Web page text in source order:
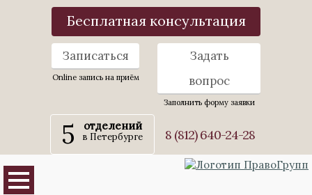
Бесплатная консультация
Записаться
Online запись на приём
Задать
вопрос
Заполнить форму заявки
5 отделений
в Петербурге 8 (812) 640-24-28